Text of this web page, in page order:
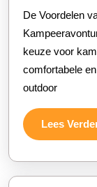
De Voordelen van een 3-Persoons Tent voor
keuze voor
comfortabele
outdoor
Lees